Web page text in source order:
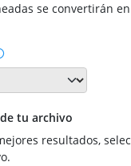
se convertirán
tu archivo
resultados,